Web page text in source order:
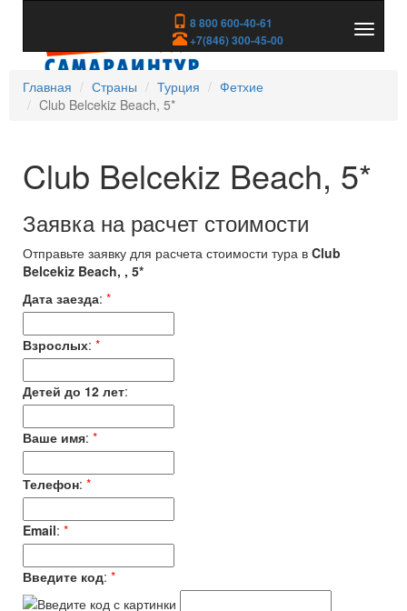
8 800 600-40-61
+7(846) 300-45-00
скрыть
Главная
Страны Турция
Фетхие
Club Belcekiz Beach, 5*
Club Belcekiz Beach, 5*
Заявка на расчет стоимости
Отправьте заявку для расчета стоимости тура в Club
Belcekiz Beach, , 5*
Дата заезда: *
Взрослых: *
Детей до 12 лет:
Ваше имя: *
Телефон: *
Email: *
Введите код: *